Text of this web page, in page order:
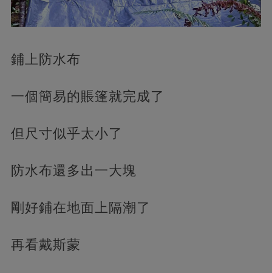
鋪上防水布
一個簡易的賬篷就完成了
但尺寸似乎太小了
防水布還多出一大塊
剛好鋪在地面上隔潮了
再看戴斯蒙